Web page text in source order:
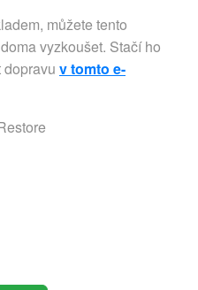
můžete tento
vyzkoušet. Stačí ho
v tomto e-